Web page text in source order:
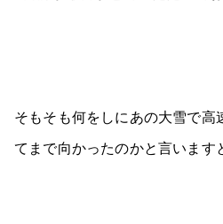
そもそも何をしにあの大雪で
てまで向かったのかと言いま